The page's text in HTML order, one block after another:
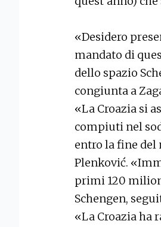
«Desidero
mandato di
dello spazio
congiunta a
«La Croazia si
compiuti nel
entro la fine del
Plenković.
primi 120
Schengen,
«La Croazia ha